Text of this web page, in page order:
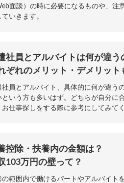
面談）の時に必要になるものや、注
ていきます。
社員とアルバイトは何が違う
ぞれのメリット・デメリット
社員とアルバイト、具体的に何が違う
という方も多いはず。どちらが自分に
お仕事探しをする際に参考にしてみて
控除・扶養内の金額は？
103万円の壁って？
の範囲内で働けるパートやアルバイト